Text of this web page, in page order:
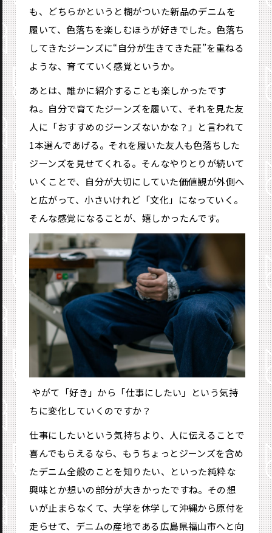
も、どちらかというと糊がついた新品のデニムを
履いて、色落ちを楽しむほうが好きでした。色落ち
してきたジーンズに“自分が生きてきた証”を重ねる
ような、育てていく感覚というか。
あとは、誰かに紹介することも楽しかったです
ね。自分で育てたジーンズを履いて、それを見た友
人に「おすすめのジーンズないかな？」と言われて
1本選んであげる。それを履いた友人も色落ちした
ジーンズを見せてくれる。そんなやりとりが続いて
いくことで、自分が大切にしていた価値観が外側へ
と広がって、小さいけれど「文化」になっていく。
そんな感覚になることが、嬉しかったんです。
―― やがて「好き」から「仕事にしたい」という気持
ちに変化していくのですか？
仕事にしたいという気持ちより、人に伝えることで
喜んでもらえるなら、もうちょっとジーンズを含め
たデニム全般のことを知りたい、といった純粋な
興味とか想いの部分が大きかったですね。その想
いが止まらなくて、大学を休学して沖縄から原付を
走らせて、デニムの産地である広島県福山市へと向